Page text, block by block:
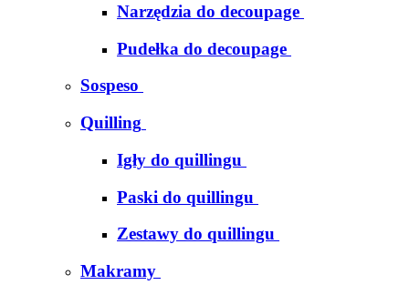
Narzędzia do decoupage
Pudełka do decoupage
Sospeso
Quilling
Igły do quillingu
Paski do quillingu
Zestawy do quillingu
Makramy